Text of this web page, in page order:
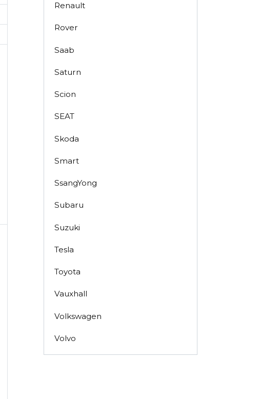
Renault
Rover
Saab
Saturn
Scion
SEAT
Skoda
Smart
SsangYong
Subaru
Suzuki
Tesla
Toyota
Vauxhall
Volkswagen
Volvo